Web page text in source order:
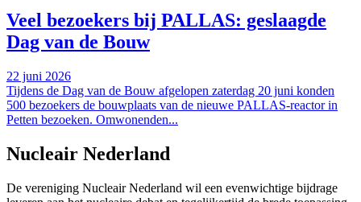
Veel bezoekers bij PALLAS: geslaagde
Dag van de Bouw
22 juni 2026
Tijdens de Dag van de Bouw afgelopen zaterdag 20 juni konden
500 bezoekers de bouwplaats van de nieuwe PALLAS-reactor in
Petten bezoeken. Omwonenden...
Nucleair Nederland
De vereniging Nucleair Nederland wil een evenwichtige bijdrage